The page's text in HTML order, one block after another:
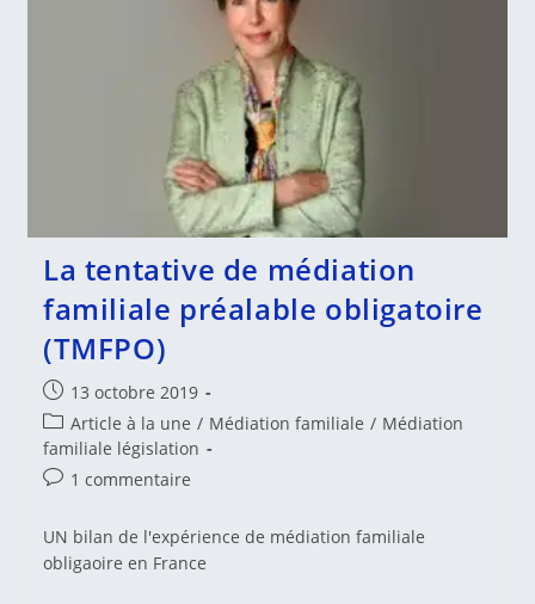
La tentative de médiation
familiale préalable obligatoire
(TMFPO)
Publication
publiée :
13 octobre 2019
Post
category:
Article à la une / Médiation familiale / Médiation
familiale législation
Commentaires
la
publication :
1 commentaire
UN bilan de l'expérience de médiation familiale
obligaoire en France